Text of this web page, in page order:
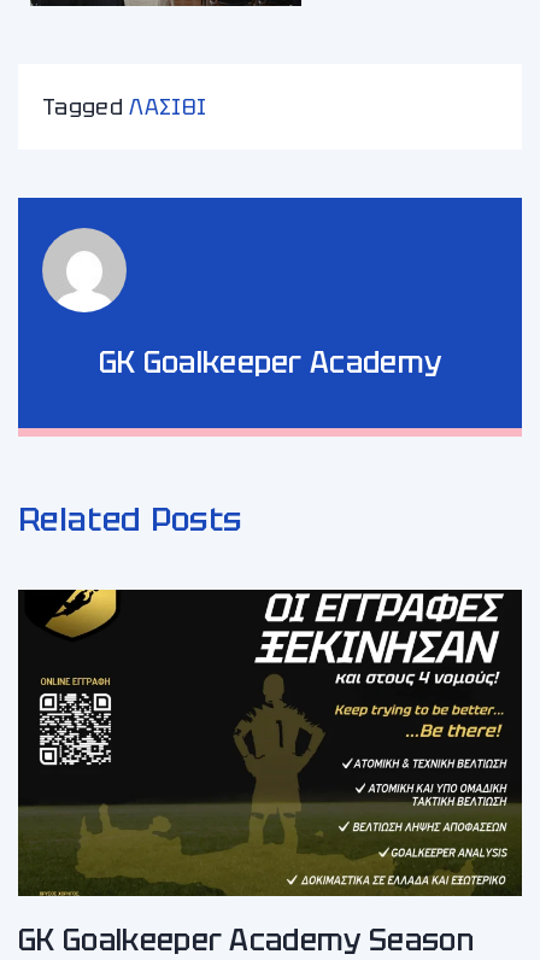
TaggedΛΑΣΙΘΙ
GK Goalkeeper Academy
Related Posts
GK Goalkeeper Academy Season